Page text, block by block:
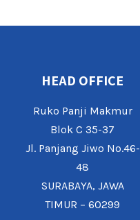
HEAD OFFICE
Ruko Panji Makmur
Blok C 35-37
Jl. Panjang Jiwo No.46-
48
SURABAYA, JAWA
TIMUR – 60299